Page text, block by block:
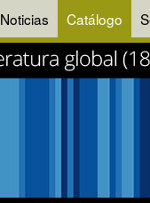
Noticias Catálogo